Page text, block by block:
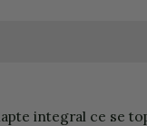
integral ce se